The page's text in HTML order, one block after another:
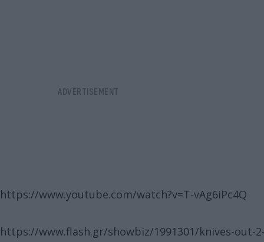
https://www.youtube.com/watch?v=T-vAg6iPc4Q
https://www.flash.gr/showbiz/1991301/knives-